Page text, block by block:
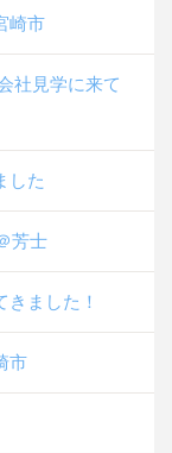
崎市
社見学に来て
した
芳士
ました！
市